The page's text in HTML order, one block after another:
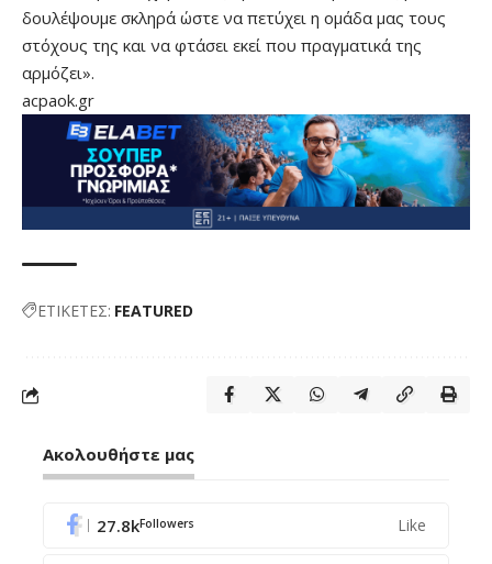
δουλέψουμε σκληρά ώστε να πετύχει η ομάδα μας τους
στόχους της και να φτάσει εκεί που πραγματικά της
αρμόζει».
acpaok.gr
ΕΤΙΚΕΤΕΣ: FEATURED
Ακολουθήστε μας
27.8kFollowers Like